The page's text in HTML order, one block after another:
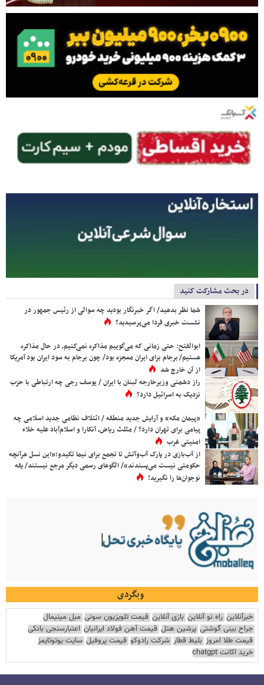
در بحث مشارکت کنید
شما نظر بدهید/ اگر خبرنگار بودید چه سوالی از رئیس جمهور در
نشست خبری فردا می‌پرسیدید؟
ابوالفتح: حتی زمانی که می‌گوییم مذاکره نمی‌کنیم، در حال مذاکره
هستیم/ برجام برای ایران معجزه بود/ چون برجام به سود ایران بود آمریکا
از آن خارج شد
راز دشمنی وزیرخارجه لبنان با ایران / یوسف رجی چه ارتباطی با حزب
نزدیک به اسرائیل دارد؟
«پیمان مکه» و آرایش جدید منطقه / ائتلاف نظامی جدید اسلامی چه
پیامی برای تهران دارد؟ / مثلث ریاض، آنکارا و اسلام‌آباد علیه خلاء
امنیتی غرب
از آب‌بازی در پارک آب‌وآتش تا تجمع برای نیما تکیدو؛«این نسل هرآنچه
حکومتی نیست می‌پسندند»/ الگوهای رسمی دیگر مرجع نیستند/ یقه
نوجوان‌ها را نگیرید!
وبگردی
خبرآنلاین راه نو آنلاین بازی آنلاین قیمت تلویزیون سونی مبل مینیمال
جراح بینی گوشتی پرشین هتل قیمت آهن فولاد ایرانیان اعتبارسنجی بانکی
قیمت طلا امروز بلیط قطار شرکت رادوکو قیمت پروفیل سایت یوتوتایمز
خرید اکانت chatgpt